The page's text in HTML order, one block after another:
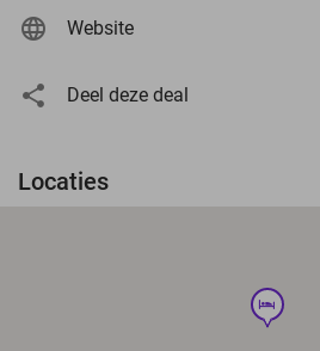
Website
Deel deze deal
Locaties
hotel